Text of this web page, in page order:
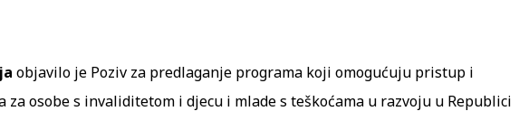
objavilo je Poziv za predlaganje programa koji omogućuju pristup i
osobe s invaliditetom i djecu i mlade s teškoćama u razvoju u Republici